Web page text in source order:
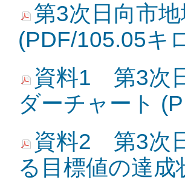
第3次日向市
(PDF/105.05キ
資料1 第3次
ダーチャート
資料2 第3次
る目標値の達